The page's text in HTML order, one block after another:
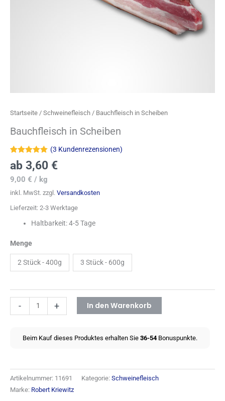
Startseite / Schweinefleisch / Bauchfleisch in Scheiben
Bauchfleisch in Scheiben
Bewertet mit
5.00 von 5,
auf
(3 Kundenrezensionen)
ab 3,60 €
9,00 € / kg
inkl. MwSt. zzgl. Versandkosten
Lieferzeit: 2-3 Werktage
Haltbarkeit: 4-5 Tage
Menge
2 Stück - 400g 3 Stück - 600g
- + In den Warenkorb
Beim Kauf dieses Produktes erhalten Sie 36-54Bonuspunkte.
Artikelnummer: 11691 Kategorie: Schweinefleisch
Marke: Robert Kriewitz